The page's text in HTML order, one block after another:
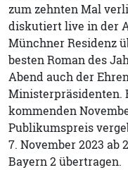
zum zehnten Mal
diskutiert live in der
Münchner Residenz
besten Roman des
Abend auch der
Ministerpräsidenten.
kommenden
Publikumspreis
7. November 2023 ab
Bayern 2 übertragen.